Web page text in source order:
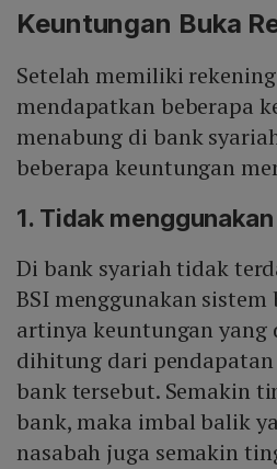
Keuntungan Buka
Setelah memiliki
mendapatkan beberapa
menabung di bank
beberapa keuntungan
1. Tidak
Di bank syariah tidak
BSI menggunakan sistem
artinya keuntungan yang
dihitung dari
bank tersebut. Semakin
bank, maka imbal balik
nasabah juga semakin